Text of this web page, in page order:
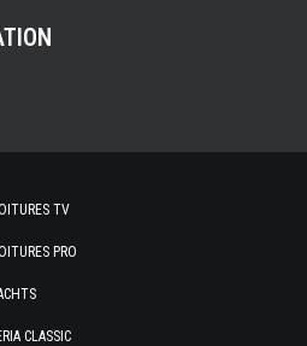
TV
PRO
CLASSIC